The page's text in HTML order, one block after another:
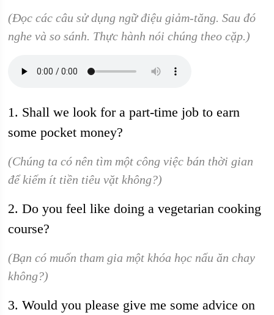
(Đọc các câu sử dụng ngữ điệu giảm-tăng. Sau đó
nghe và so sánh. Thực hành nói chúng theo cặp.)
1. Shall we look for a part-time job to earn
some pocket money?
(Chúng ta có nên tìm một công việc bán thời gian
để kiếm ít tiền tiêu vặt không?)
2. Do you feel like doing a vegetarian cooking
course?
(Bạn có muốn tham gia một khóa học nấu ăn chay
không?)
3. Would you please give me some advice on